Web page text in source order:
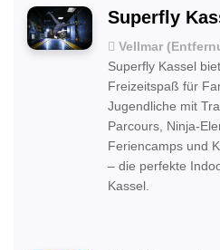
Superfly
Vellmar
Superfly Kassel
Freizeitspaß für
Jugendliche mit
Parcours, Ninja-
Feriencamps und
– die perfekte
Kassel.